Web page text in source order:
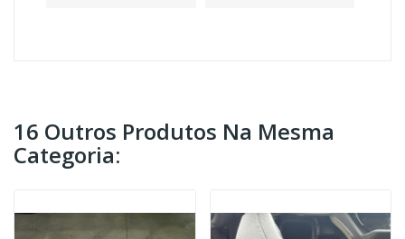
16 Outros Produtos Na Mesma
Categoria: